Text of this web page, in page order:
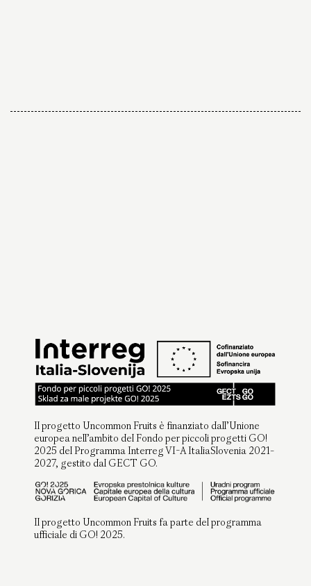
Il progetto Uncommon Fruits è finanziato dall’Unione
europea nell’ambito del Fondo per piccoli progetti GO!
2025 del Programma Interreg VI-A ItaliaSlovenia 2021-
2027, gestito dal GECT GO.
Il progetto Uncommon Fruits fa parte del programma
ufficiale di GO! 2025.